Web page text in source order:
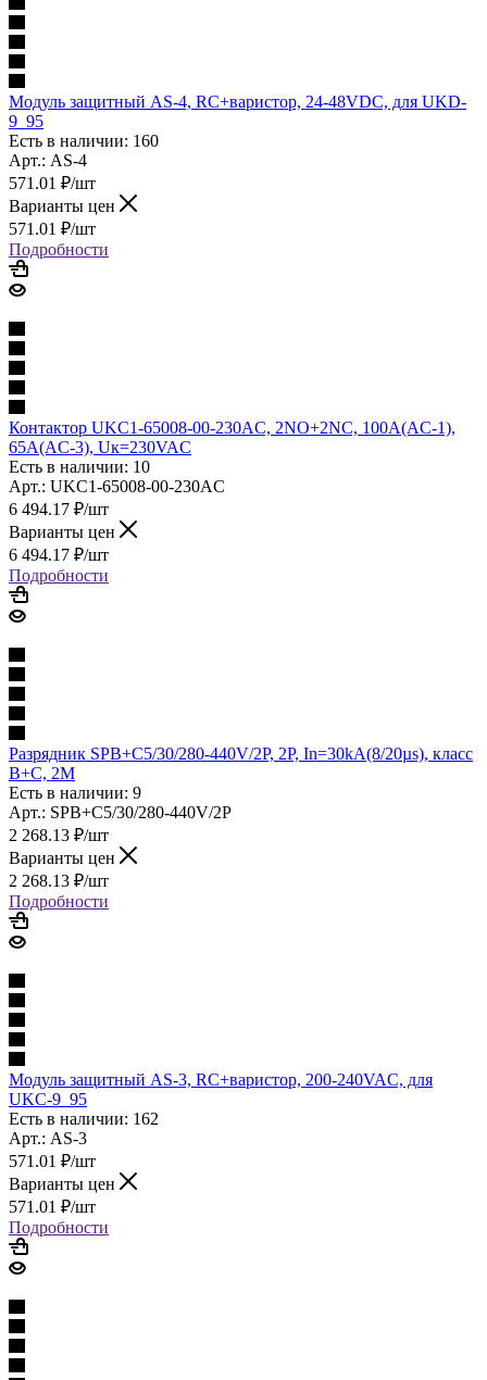
Модуль защитный AS-4, RC+варистор, 24-48VDC, для UKD-
9_95
Есть в наличии: 160
Арт.: AS-4
571.01 ₽/шт
Варианты цен
571.01 ₽/шт
Подробности
Контактор UKC1-65008-00-230AC, 2NO+2NC, 100A(AC-1),
65A(AC-3), Uк=230VAC
Есть в наличии: 10
Арт.: UKC1-65008-00-230AC
6 494.17 ₽/шт
Варианты цен
6 494.17 ₽/шт
Подробности
Разрядник SPB+C5/30/280-440V/2P, 2P, In=30kA(8/20µs), класс
B+C, 2M
Есть в наличии: 9
Арт.: SPB+C5/30/280-440V/2P
2 268.13 ₽/шт
Варианты цен
2 268.13 ₽/шт
Подробности
Модуль защитный AS-3, RC+варистор, 200-240VAC, для
UKC-9_95
Есть в наличии: 162
Арт.: AS-3
571.01 ₽/шт
Варианты цен
571.01 ₽/шт
Подробности